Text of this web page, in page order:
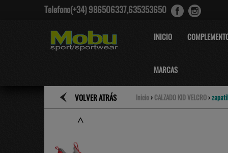
Telefono(+34) 986506337,635353650
INICIO
MARCAS
VOLVER ATRÁS Inicio › CALZADO KID VELCRO ›
˄